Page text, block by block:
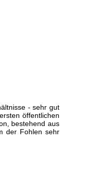
- sehr gut
öffentlichen
bestehend aus
der Fohlen sehr